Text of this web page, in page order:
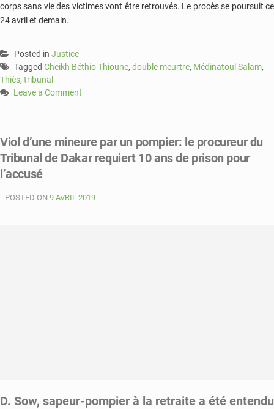
corps sans vie des victimes vont être retrouvés. Le procès se poursuit ce
24 avril et demain.
Posted in Justice
Tagged Cheikh Béthio Thioune, double meurtre, Médinatoul Salam,
Thiès, tribunal
Leave a Comment
de
Médinatoul
l’un
des
Viol d’une mineure par un pompier: le procureur du
Tribunal de Dakar requiert 10 ans de prison pour
l’accusé
POSTED ON 9 AVRIL 2019
D. Sow, sapeur-pompier à la retraite a été entendu